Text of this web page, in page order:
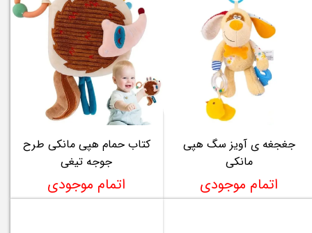
جغجغه ی آویز سگ هپی
مانکی
اتمام موجودی
کتاب حمام هپی مانکی طرح
جوجه تیغی
اتمام موجودی